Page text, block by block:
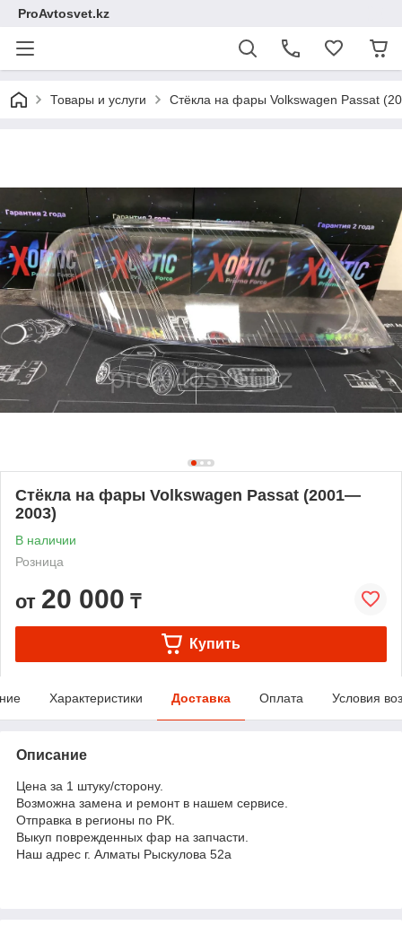
ProAvtosvet.kz
Товары и услуги Стёкла на фары Volkswagen Passat
Стёкла на фары Volkswagen Passat (2001—
2003)
В наличии
Розница
от 20 000 ₸
Купить
Характеристики Доставка Оплата Условия
Описание
Цена за 1 штуку/сторону.
Возможна замена и ремонт в нашем сервисе.
Отправка в регионы по РК.
Выкуп поврежденных фар на запчасти.
Наш адрес г. Алматы Рыскулова 52а